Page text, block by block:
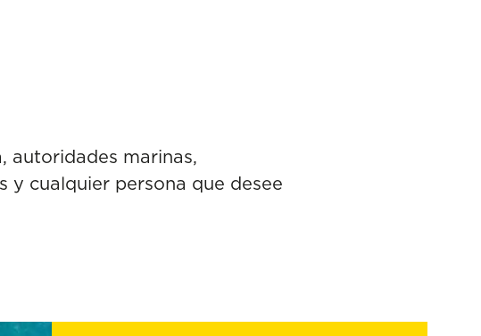
autoridades marinas,
y cualquier persona que desee